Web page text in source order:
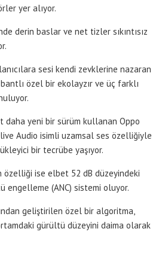
yer alıyor.
derin baslar ve net tizler sıkıntısız
sesi kendi zevklerine nazaran
özel bir ekolayzır ve üç farklı
daha yeni bir sürüm kullanan Oppo
Audio isimli uzamsal ses özelliğiyle
bir tecrübe yaşıyor.
özelliği ise elbet 52 dB düzeyindeki
(ANC) sistemi oluyor.
geliştirilen özel bir algoritma,
gürültü düzeyini daima olarak